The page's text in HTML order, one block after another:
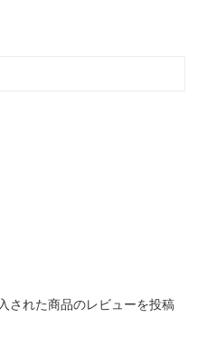
された商品のレビューを投稿